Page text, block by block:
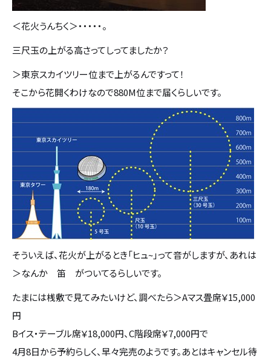
無料相談 イベント 資料請求
＜花火うんちく＞・・・・・。
三尺玉の上がる高さってしってましたか？
＞東京スカイツリー位まで上がるんですって！
そこから花開くわけなので880M位まで届くらしいです。
そういえば、花火が上がるとき「ヒュ~」って音がしますが、あれは
＞なんか 笛 がついてるらしいです。
たまには桟敷で見てみたいけど、調べたら＞Aマス畳席￥15,000
円
Bイス・テーブル席￥18,000円、C階段席￥7,000円で
4月8日から予約らしく、早々完売のようです。あとはキャンセル待